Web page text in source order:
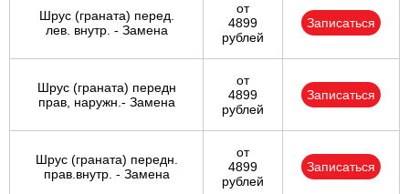
Шрус (граната) перед.
лев. внутр. - Замена
от
4899
рублей
Записаться
Шрус (граната) передн
прав, наружн.- Замена
от
4899
рублей
Записаться
Шрус (граната) передн.
прав.внутр. - Замена
от
4899
рублей
Записаться